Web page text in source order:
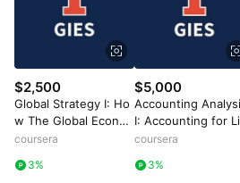
$2,500
Global Strategy I: Ho
w The Global Econo
my Works
coursera
3%
$5,000
Accounting
I: Accounting for
ilities and Equity
coursera
3%